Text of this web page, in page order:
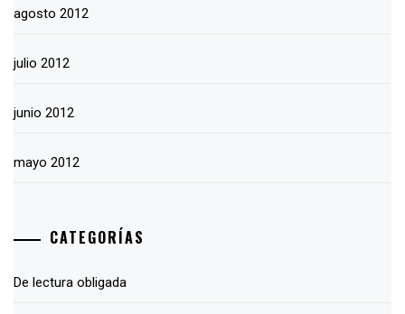
agosto 2012
julio 2012
junio 2012
mayo 2012
CATEGORÍAS
De lectura obligada